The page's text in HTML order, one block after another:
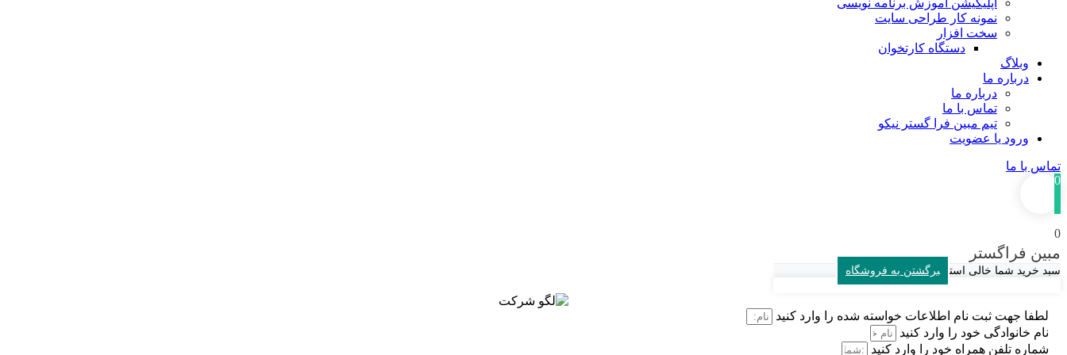
اپلیکیشن آموزش برنامه نویسی
نمونه کار طراحی سایت
سخت افزار
دستگاه کارتخوان
وبلاگ
درباره ما
درباره ما
تماس با ما
تیم مبین فرا گستر نیکو
ورود یا عضویت
تماس با ما
0
0
مبین فراگستر
سبد خرید شما خالی است برگشتن به فروشگاه
لطفا جهت ثبت نام اطلاعات خواسته شده را وارد کنید
نام خانوادگی خود را وارد کنید
شماره تلفن همراه خود را وارد کنید